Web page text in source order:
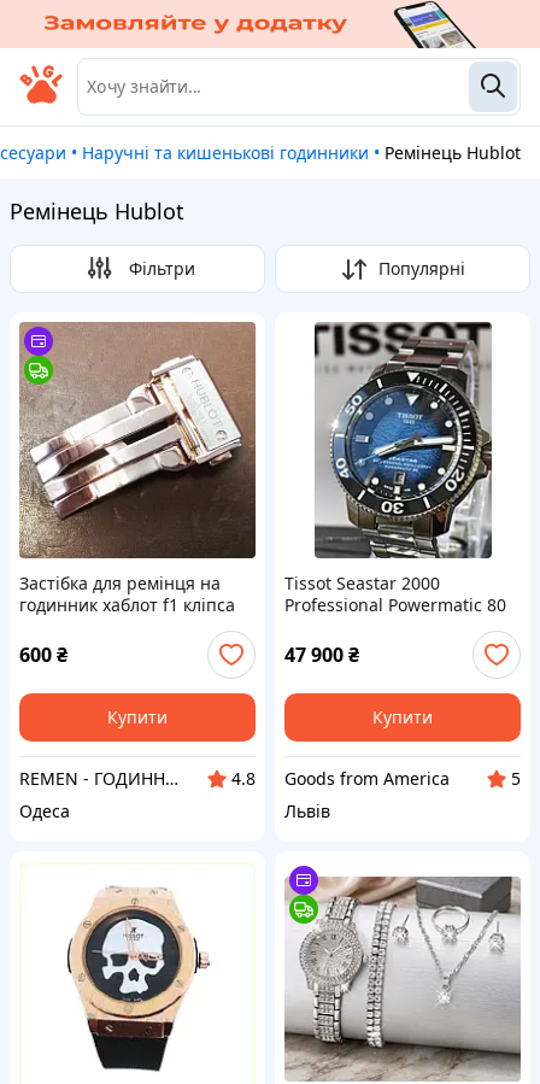
• Наручні та кишенькові годинники • Ремінець Hublot
Ремінець Hublot
Фільтри Популярні
Застібка для ремінця на
годинник хаблот f1 кліпса
600₴
Купити
REMEN - ГОДИННИК ЛУЧШИЙ ПОДАРУНОК
4.8
Одеса
Tissot Seastar 2000
Professional Powermatic 80
47 900₴
Купити
Goods from America
5
Львів